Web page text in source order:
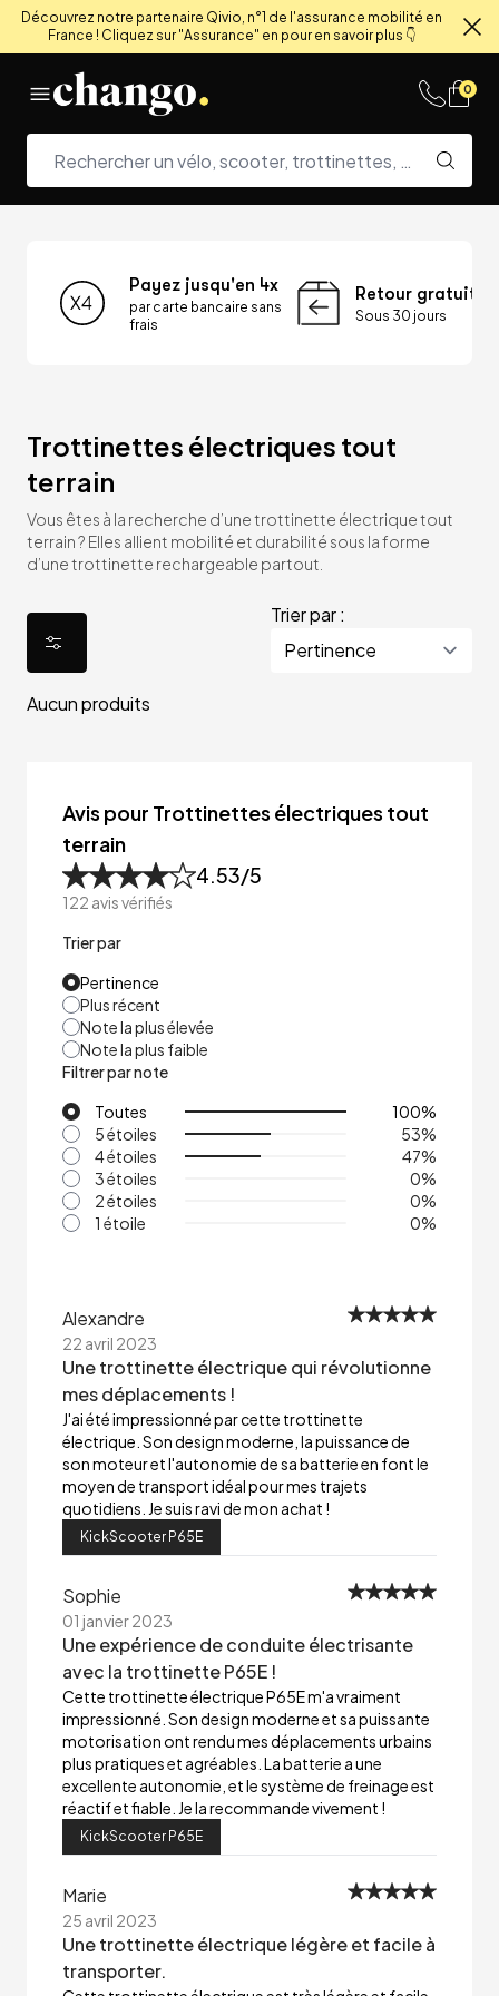
Découvrez notre partenaire Qivio, n°1 de l'assurance mobilité en
France ! Cliquez sur "Assurance" en pour en savoir plus 👇
0
Payez jusqu'en 4x
par carte bancaire sans
frais
Retour gratuit
Sous 30 jours
Trottinettes électriques tout
terrain
Vous êtes à la recherche d’une trottinette électrique tout
terrain ? Elles allient mobilité et durabilité sous la forme
d’une trottinette rechargeable partout.
Trier par :
Aucun produits
Avis pour Trottinettes électriques tout
terrain
4.53/5
122 avis vérifiés
Trier par
Pertinence
Plus récent
Note la plus élevée
Note la plus faible
Filtrer par note
Toutes
100%
5 étoiles
53%
4 étoiles
47%
3 étoiles
0%
2 étoiles
0%
1 étoile
0%
Alexandre
22 avril 2023
Une trottinette électrique qui révolutionne
mes déplacements !
J'ai été impressionné par cette trottinette
électrique. Son design moderne, la puissance de
son moteur et l'autonomie de sa batterie en font le
moyen de transport idéal pour mes trajets
quotidiens. Je suis ravi de mon achat !
KickScooter P65E
Sophie
01 janvier 2023
Une expérience de conduite électrisante
avec la trottinette P65E !
Cette trottinette électrique P65E m'a vraiment
impressionné. Son design moderne et sa puissante
motorisation ont rendu mes déplacements urbains
plus pratiques et agréables. La batterie a une
excellente autonomie, et le système de freinage est
réactif et fiable. Je la recommande vivement !
KickScooter P65E
Marie
25 avril 2023
Une trottinette électrique légère et facile à
transporter.